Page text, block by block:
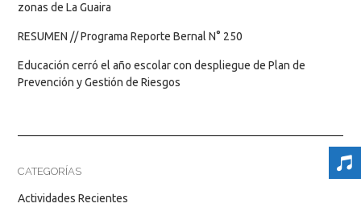
zonas de La Guaira
RESUMEN // Programa Reporte Bernal N° 250
Educación cerró el año escolar con despliegue de Plan de
Prevención y Gestión de Riesgos
CATEGORÍAS
Actividades Recientes